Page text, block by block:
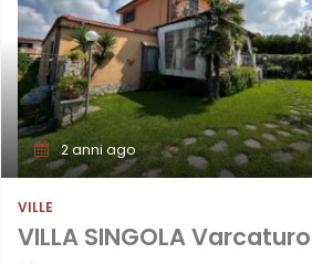
2 anni ago
VILLE